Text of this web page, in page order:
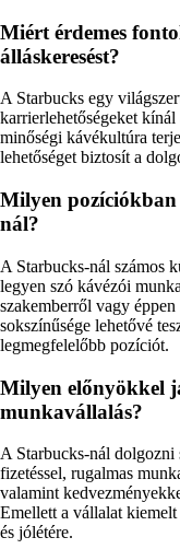
Miért érdemes
álláskeresést?
A Starbucks egy
karrierlehetőségeket
minőségi kávékultúra
lehetőséget biztosít a
Milyen pozíciókban
nál?
A Starbucks-nál számos
legyen szó kávézói
szakemberről vagy
sokszínűsége lehetővé
legmegfelelőbb pozíciót.
Milyen előnyökkel
munkavállalás?
A Starbucks-nál dolgozni
fizetéssel, rugalmas
valamint
Emellett a vállalat
és jólétére.